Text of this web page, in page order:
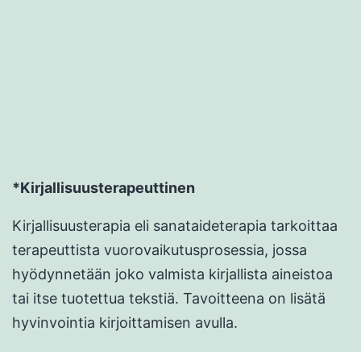
*Kirjallisuusterapeuttinen
Kirjallisuusterapia eli sanataideterapia tarkoittaa
terapeuttista vuorovaikutusprosessia, jossa
hyödynnetään joko valmista kirjallista aineistoa
tai itse tuotettua tekstiä. Tavoitteena on lisätä
hyvinvointia kirjoittamisen avulla.